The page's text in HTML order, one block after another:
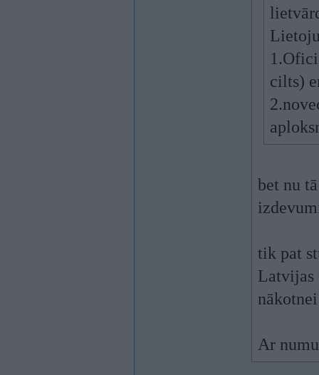
cilts)
bet nu
tik pat
Latvijas
Ar